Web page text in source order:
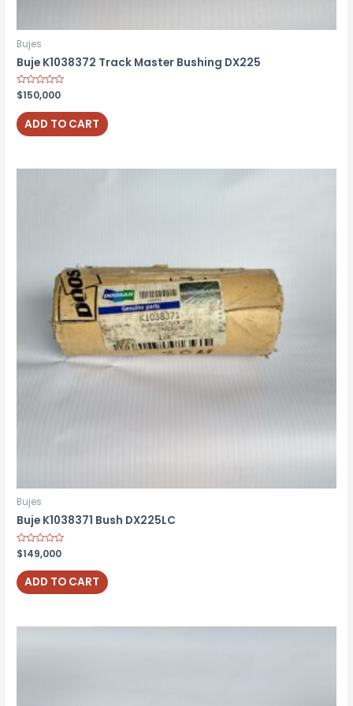
Bujes
Buje K1038372 Track Master Bushing DX225
Rated
0
out
of
5
$150,000
ADD TO CART
Bujes
Buje K1038371 Bush DX225LC
Rated
0
out
of
5
$149,000
ADD TO CART